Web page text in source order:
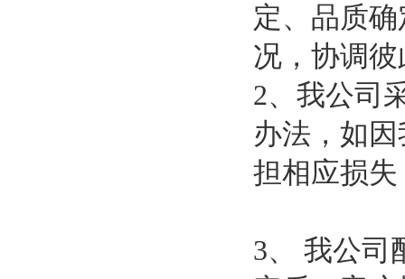
定、品质
况，协调
2、我公司
办法，如
担相应损
3、 我公司